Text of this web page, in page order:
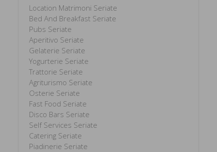
Location Matrimoni Seriate
Bed And Breakfast Seriate
Pubs Seriate
Aperitivo Seriate
Gelaterie Seriate
Yogurterie Seriate
Trattorie Seriate
Agriturismo Seriate
Osterie Seriate
Fast Food Seriate
Disco Bars Seriate
Self Services Seriate
Catering Seriate
Piadinerie Seriate